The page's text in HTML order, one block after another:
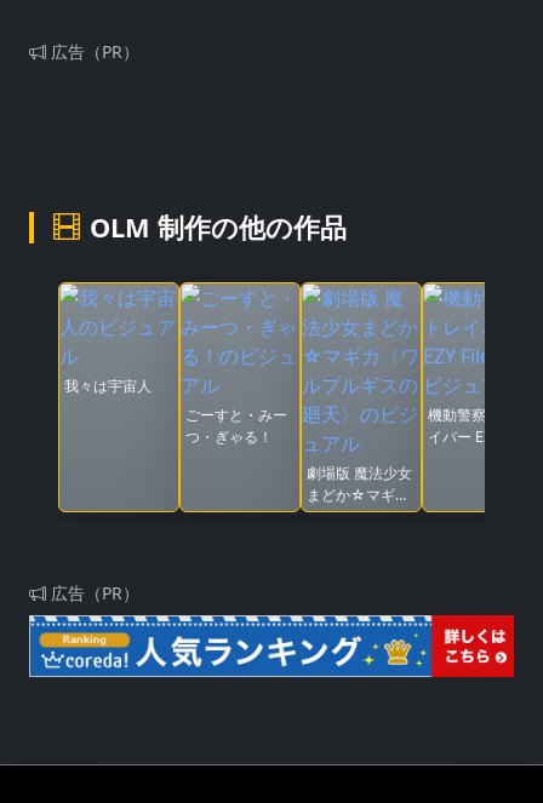
広告（PR）
OLM 制作の他の作品
我々は宇宙人
ごーすと・みー
つ・ぎゃる！
劇場版 魔法少女
まどか☆マギカ
〈ワルプルギス
機動警察パトレ
イバー EZY File
広告（PR）